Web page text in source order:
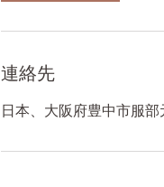
連絡先
日本、大阪府豊中市服